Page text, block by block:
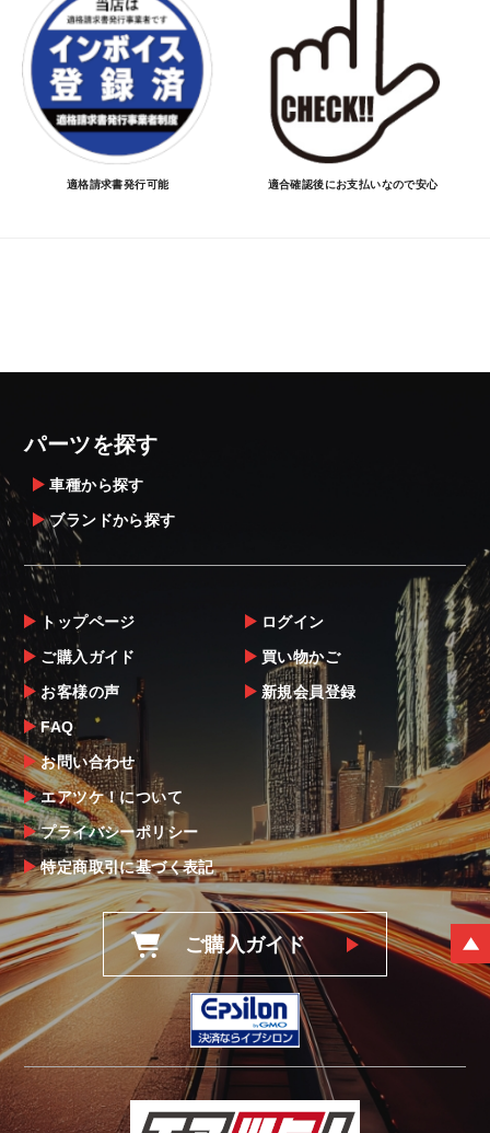
適格請求書発行可能 適合確認後にお支払いなので安心
パーツを探す
車種から探す
ブランドから探す
トップページ
ご購入ガイド
お客様の声
FAQ
お問い合わせ
エアツケ！について
プライバシーポリシー
特定商取引に基づく表記
ログイン
買い物かご
新規会員登録
ご購入ガイド